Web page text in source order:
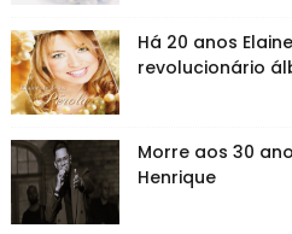
Há 20 anos
revolucionário
Morre aos 30
Henrique